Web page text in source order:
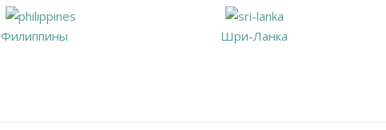
Филиппины Шри-Ланка